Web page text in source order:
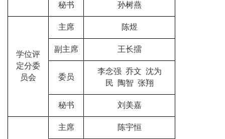
秘书 孙树燕
学位评
定分委
员会
主席 陈煜
副主席 王长擂
委员
李念强 乔文 沈为
民
陶智 张翔
秘书 刘美嘉
主席 陈宇恒